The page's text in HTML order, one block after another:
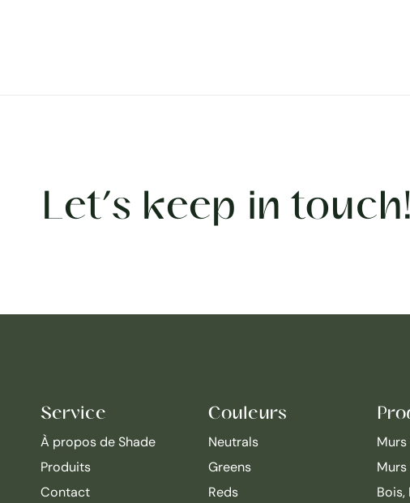
Let’s keep in touch!
Service
À propos de Shade
Produits
Contact
Couleurs
Neutrals
Greens
Reds
Bois,